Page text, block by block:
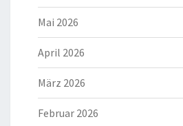
Mai 2026
April 2026
März 2026
Februar 2026